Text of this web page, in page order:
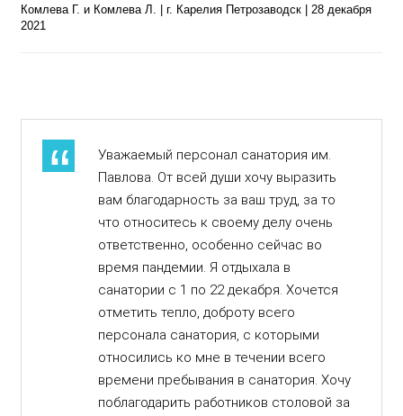
Комлева Г. и Комлева Л. | г. Карелия Петрозаводск | 28 декабря
2021
Уважаемый персонал санатория им.
Павлова. От всей души хочу выразить
вам благодарность за ваш труд, за то
что относитесь к своему делу очень
ответственно, особенно сейчас во
время пандемии. Я отдыхала в
санатории с 1 по 22 декабря. Хочется
отметить тепло, доброту всего
персонала санатория, с которыми
относились ко мне в течении всего
времени пребывания в санатория. Хочу
поблагодарить работников столовой за